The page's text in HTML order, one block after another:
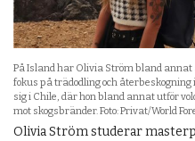
På Island har Olivia Ström bland
fokus på trädodling och
sig i Chile, där hon bland annat utför
mot skogsbränder. Foto: Privat/World
Olivia Ström studerar